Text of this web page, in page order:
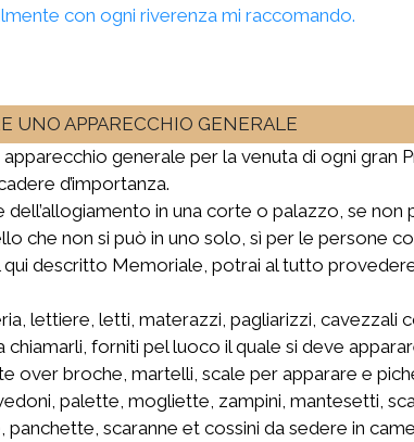
con ogni riverenza mi raccomando.
UNO APPARECCHIO GENERALE
generale per la venuta di ogni gran
d’importanza.
dell’allogiamento in una corte o palazzo, se
che non si può in uno solo, sì per le persone
descritto Memoriale, potrai al tutto
lettiere, letti, materazzi, pagliarizzi,
chiamarli, forniti pel luoco il quale si deve
over broche, martelli, scale per apparare e
palette, mogliette, zampini, mantesetti,
panchette, scaranne et cossini da sedere in